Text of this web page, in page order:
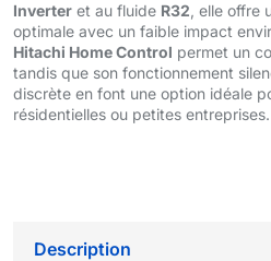
Inverter et au fluide R32 , elle
optimale avec un faible impact
Hitachi Home Control permet un
tandis que son fonctionnement
discrète en font une option idéale
résidentielles ou petites entreprises.
Description